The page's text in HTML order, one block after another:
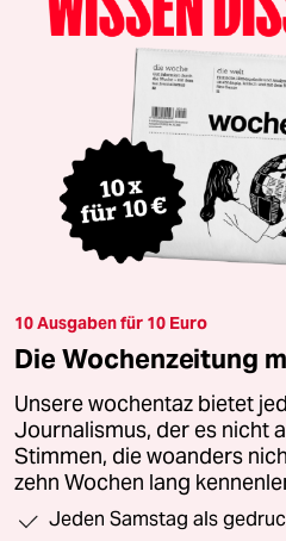
10 Ausgaben für 10 Euro
Die Wochenzeitung
Unsere wochentaz bietet
Journalismus, der es nicht
Stimmen, die woanders
zehn Wochen lang
Jeden Samstag als